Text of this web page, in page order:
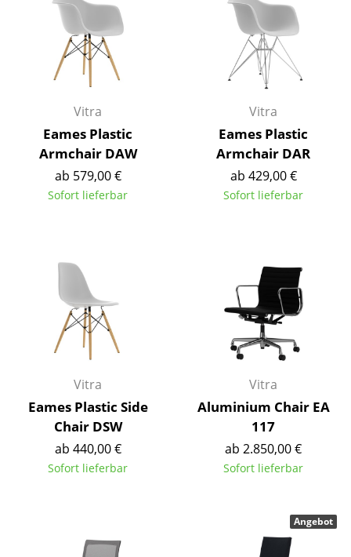
Tischleuchten
Schreibtischleuchten
Stehleuchten & Leseleuchten
Bodenleuchten
Wandleuchten
Outdoor-Leuchten
Doppelbetten
Einzelbetten
Kinderbetten
Nachttische & Bettzubehör
... alle Betten
Vitra
Eames Plastic
Armchair DAW
ab 579,00 €
Sofort lieferbar
Vitra
Eames Plastic
Armchair DAR
ab 429,00 €
Sofort lieferbar
Vitra
Eames Plastic Side
Chair DSW
ab 440,00 €
Sofort lieferbar
Vitra
Aluminium Chair EA
117
ab 2.850,00 €
Sofort lieferbar
Angebot